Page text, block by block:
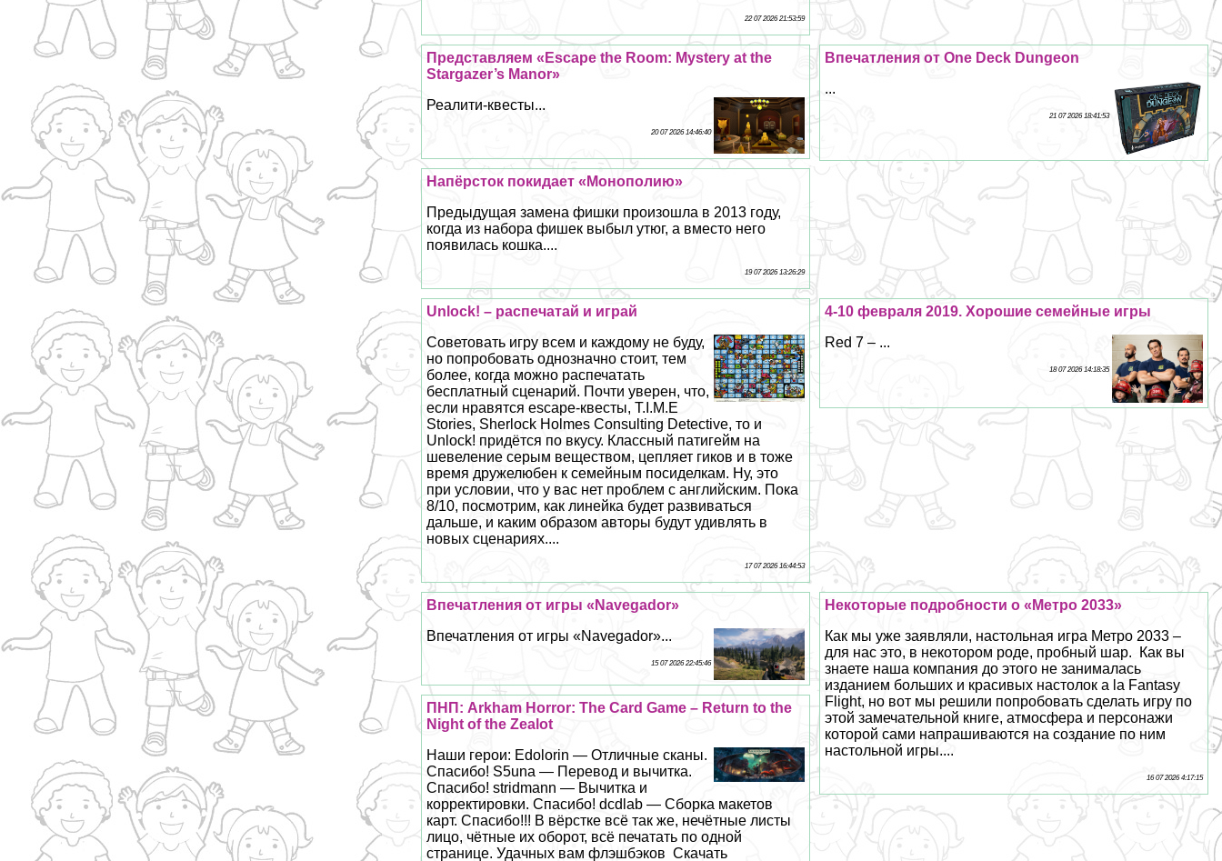
22 07 2026 21:53:59
Впечатления от One Deck Dungeon
...
21 07 2026 18:41:53
Представляем «Escape the Room: Mystery at the
Stargazer’s Manor»
Реалити-квесты...
20 07 2026 14:46:40
Напёрсток покидает «Монополию»
Предыдущая замена фишки произошла в 2013 году,
когда из набора фишек выбыл утюг, а вместо него
появилась кошка....
19 07 2026 13:26:29
4-10 февраля 2019. Хорошие семейные игры
Red 7 – ...
18 07 2026 14:18:35
Unlock! – распечатай и играй
Советовать игру всем и каждому не буду,
но попробовать однозначно стоит, тем
более, когда можно распечатать
бесплатный сценарий. Почти уверен, что,
если нравятся escape-квесты, T.I.M.E
Stories, Sherlock Holmes Consulting Detective, то и
Unlock! придётся по вкусу. Классный патигeйм на
шевеление серым веществом, цепляет гиков и в тоже
время дружелюбен к семейным посиделкам. Ну, это
при условии, что у вас нет проблем с английским. Пока
8/10, посмотрим, как линейка будет развиваться
дальше, и каким образом авторы будут удивлять в
новых сценариях....
17 07 2026 16:44:53
Некоторые подробности о «Метро 2033»
Как мы уже заявляли, настольная игра Метро 2033 –
для нас это, в некотором роде, пробный шар. Как вы
знаете наша компания до этого не занималась
изданием больших и красивых настолок a la Fantasy
Flight, но вот мы решили попробовать сделать игру по
этой замечательной книге, атмосфера и персонажи
которой сами напрашиваются на создание по ним
настольной игры....
16 07 2026 4:17:15
Впечатления от игры «Navegador»
Впечатления от игры «Navegador»...
15 07 2026 22:45:46
ПНП: Arkham Horror: The Card Game – Return to the
Night of the Zealot
Наши герои: Edolorin — Отличные сканы.
Спасибо! S5una — Перевод и вычитка.
Спасибо! stridmann — Вычитка и
корректировки. Спасибо! dcdlab — Сборка макетов
карт. Спасибо!!! В вёрстке всё так же, нечётные листы
лицо, чётные их оборот, всё печатать по одной
странице. Удачных вам флэшбэков Скачать